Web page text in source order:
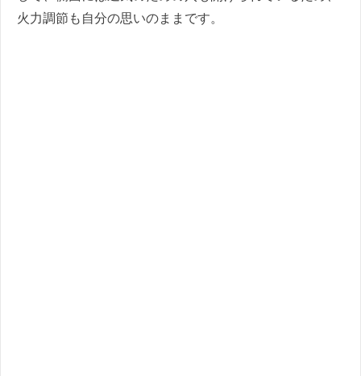
火力調節も自分の思いのままです。